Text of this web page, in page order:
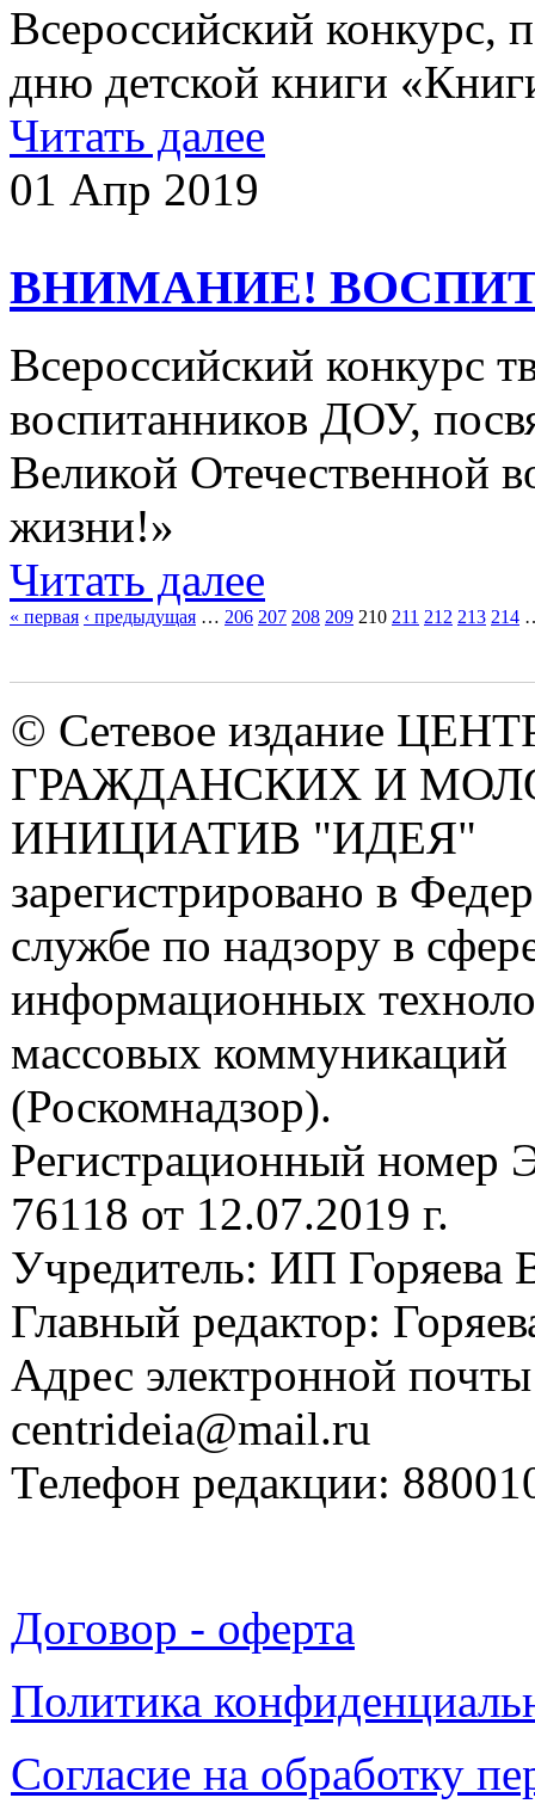
Всероссийский
дню детской книги
Читать далее
01 Апр 2019
ВНИМАНИЕ!
Всероссийский конкурс
воспитанников ДОУ,
Великой Отечественной
жизни!»
Читать далее
« первая ‹ предыдущая … 206 207 208 209 210 211 212 213 214
© Сетевое издание
ГРАЖДАНСКИХ И
ИНИЦИАТИВ "ИДЕЯ"
зарегистрировано в
службе по надзору в
информационных
массовых коммуникаций
(Роскомнадзор).
Регистрационный
76118 от 12.07.2019 г.
Учредитель: ИП Горяева
Главный редактор:
Адрес электронной
centrideia@mail.ru
Телефон редакции:
Договор - оферта
Политика
Согласие на обработку